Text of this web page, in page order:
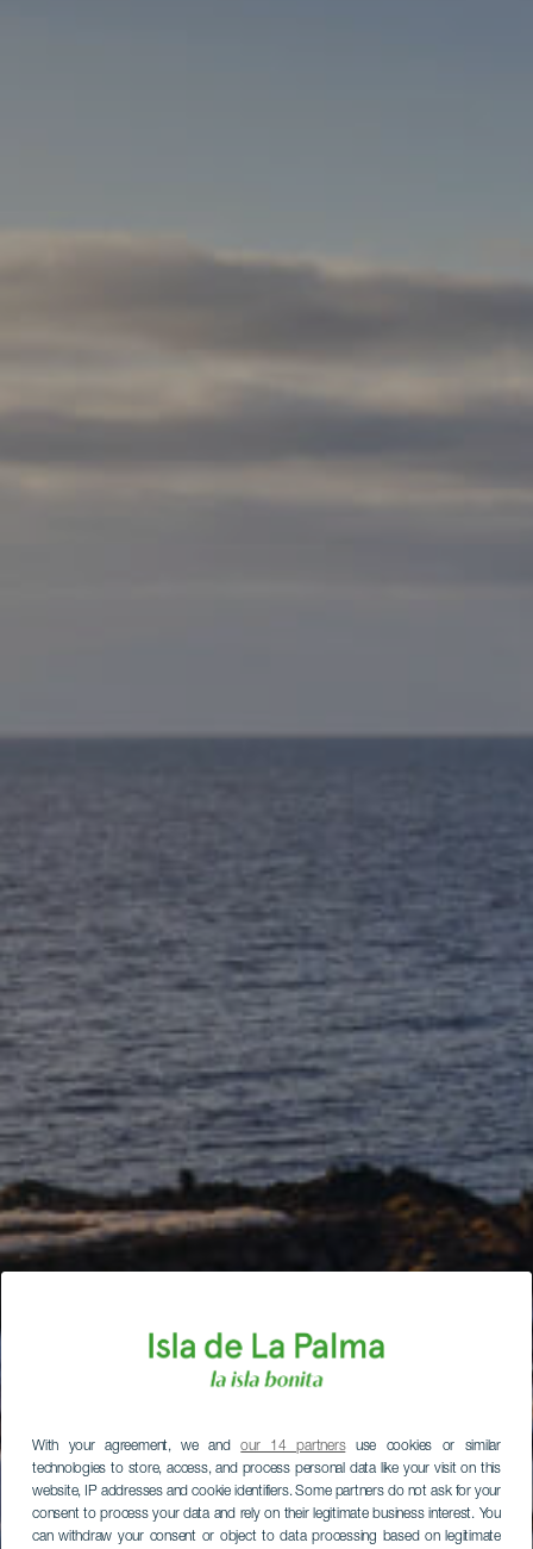
With your agreement, we andour 14 partnersuse cookies or similar
technologies to store, access, and process personal data like your visit on this
website, IP addresses and cookie identifiers. Some partners do not ask for your
consent to process your data and rely on their legitimate business interest. You
can withdraw your consent or object to data processing based on legitimate